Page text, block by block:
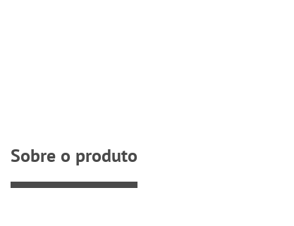
Sobre o produto